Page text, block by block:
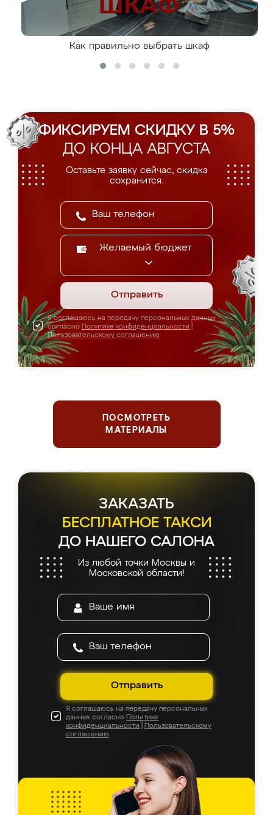
Как правильно выбрать шкаф
ФИКСИРУЕМ СКИДКУ В 5%
ДО КОНЦА АВГУСТА
Оставьте заявку сейчас, скидка
сохранится.
Желаемый бюджет
Отправить
Я соглашаюсь на передачу персональных данных
согласно Политике конфиденциальности
Пользовательскому соглашению
ПОСМОТРЕТЬ
МАТЕРИАЛЫ
Держим планку
серьезнее, чем чемпионы
по фигурному катанию
5.0из 5
На основе945оценок
Оставить отзыв
6 августа 2026
Заказывала кухню в Ренессанс, осталась